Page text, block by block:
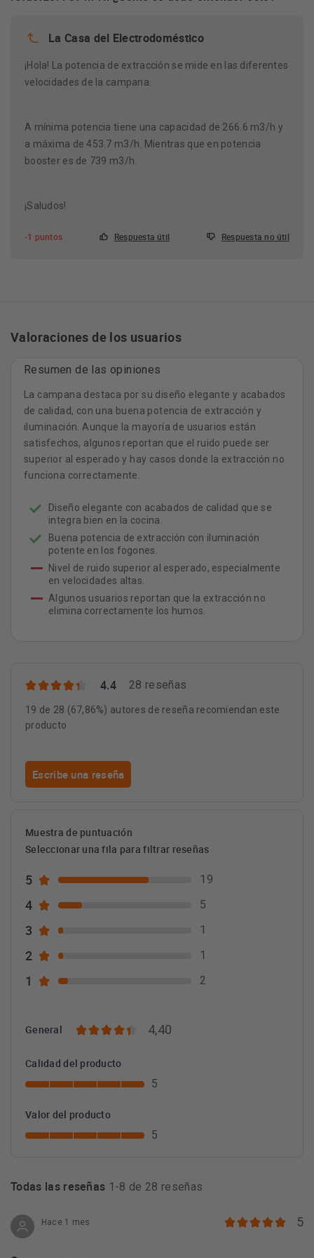
Modo operativo: Convertible
Nivel máximo de recirculación: 320
Sound pressure max. Normal: 53
control
Clase de eficiencia energética: B
Conexión
Tipo de construcción
Color: Acero inoxidable
Color del conducto decorativo: Metallic
Material del filtro antigrasa: Acero inoxidable lavable
Tipo de filtro antigrasa: Casete multicapa
Material del cuerpo: Metallic
Material del conducto decorativo: Metallic
Número de motores: 1
Modo operativo: Convertible
Tipología: Chimenea
Conexión
Potencia (W): 255 W
Frecuencia (Hz): 50; 60 Hz
Marca del Fabricante: Bosch
Referencia del fabricante: DWB77IM50
La Casa del Electrodoméstico
¡Hola! La potencia de extracción se mide en las diferentes
velocidades de la campana.
A mínima potencia tiene una capacidad de 266.6 m3/h y
a máxima de 453.7 m3/h. Mientras que en potencia
booster es de 739 m3/h.
¡Saludos!
-1 puntos Respuesta útil Respuesta no útil
Valoraciones de los usuarios
Resumen de las opiniones
La campana destaca por su diseño elegante y acabados
de calidad, con una buena potencia de extracción y
iluminación. Aunque la mayoría de usuarios están
satisfechos, algunos reportan que el ruido puede ser
superior al esperado y hay casos donde la extracción no
funciona correctamente.
Diseño elegante con acabados de calidad que se
integra bien en la cocina.
Buena potencia de extracción con iluminación
potente en los fogones.
Nivel de ruido superior al esperado, especialmente
en velocidades altas.
Algunos usuarios reportan que la extracción no
elimina correctamente los humos.
4.4 28 reseñas
19 de 28 (67,86%) autores de reseña recomiendan este
producto
Escribe una reseña
Muestra de puntuación
Seleccionar una fila para filtrar reseñas
5 19
4 5
3 1
2 1
1 2
General 4,40
Calidad del producto
5
Valor del producto
5
Todas las reseñas 1-8 de 28 reseñas
Hace 1 mes 5